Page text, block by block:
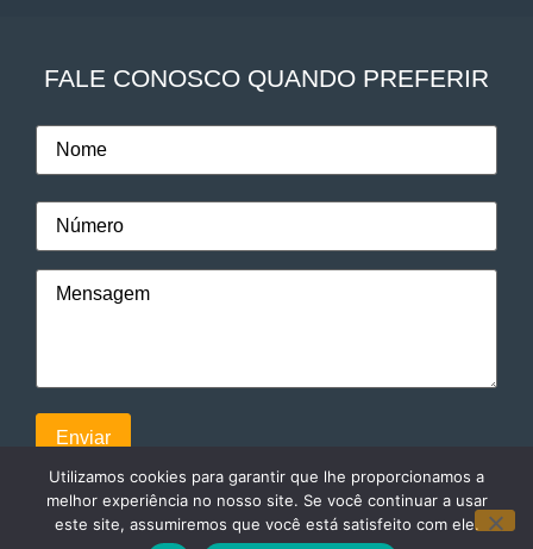
FALE CONOSCO QUANDO PREFERIR
Utilizamos cookies para garantir que lhe proporcionamos a
melhor experiência no nosso site. Se você continuar a usar
este site, assumiremos que você está satisfeito com ele.